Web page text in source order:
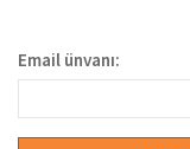
Email ünvanı: